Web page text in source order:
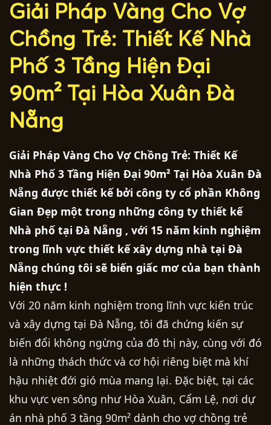
Giải Pháp Vàng Cho Vợ
Chồng Trẻ: Thiết Kế Nhà
Phố 3 Tầng Hiện Đại
90m² Tại Hòa Xuân Đà
Nẵng
Giải Pháp Vàng Cho Vợ Chồng Trẻ: Thiết Kế
Nhà Phố 3 Tầng Hiện Đại 90m² Tại Hòa Xuân Đà
Nẵng được thiết kế bởi công ty cổ phần Không
Gian Đẹp một trong những công ty thiết kế
Nhà phố tại Đà Nẵng , với 15 năm kinh nghiệm
trong lĩnh vực thiết kế xây dựng nhà tại Đà
Nẵng chúng tôi sẽ biến giấc mơ của bạn thành
hiện thực !
Với 20 năm kinh nghiệm trong lĩnh vực kiến trúc
và xây dựng tại Đà Nẵng, tôi đã chứng kiến sự
biến đổi không ngừng của đô thị này, cùng với đó
là những thách thức và cơ hội riêng biệt mà khí
hậu nhiệt đới gió mùa mang lại. Đặc biệt, tại các
khu vực ven sông như Hòa Xuân, Cẩm Lệ, nơi dự
án nhà phố 3 tầng 90m² dành cho vợ chồng trẻ